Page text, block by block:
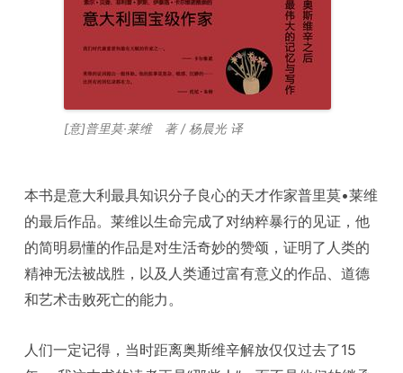
[意]普里莫·莱维 著 / 杨晨光 译
本书是意大利最具知识分子良心的天才作家普里莫•莱维
的最后作品。莱维以生命完成了对纳粹暴行的见证，他
的简明易懂的作品是对生活奇妙的赞颂，证明了人类的
精神无法被战胜，以及人类通过富有意义的作品、道德
和艺术击败死亡的能力。
人们一定记得，当时距离奥斯维辛解放仅仅过去了15